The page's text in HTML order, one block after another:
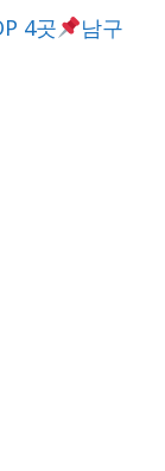
4곳
남구